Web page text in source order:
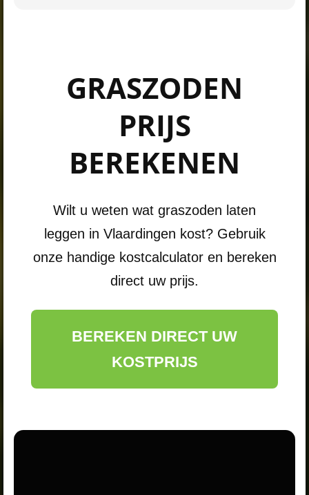
GRASZODEN
PRIJS
BEREKENEN
Wilt u weten wat graszoden laten
leggen in Vlaardingen kost? Gebruik
onze handige kostcalculator en bereken
direct uw prijs.
BEREKEN DIRECT UW
KOSTPRIJS